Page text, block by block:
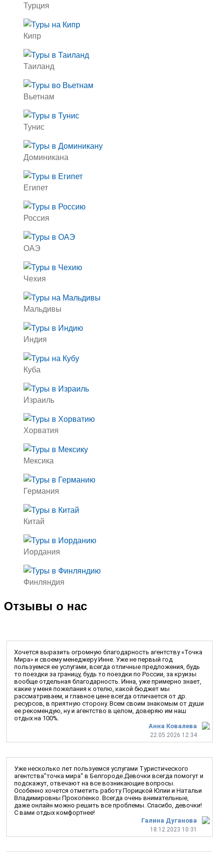
Турция
Кипр
Таиланд
Вьетнам
Тунис
Доминикана
Египет
Россия
ОАЭ
Чехия
Мальдивы
Индия
Куба
Израиль
Хорватия
Мексика
Германия
Китай
Иордания
Финляндия
Отзывы о нас
Анна Ковалева
22.05.2026 12:34
Хочется выразить огромную благодарность агентству «Точка
Мира» и своему менеджеру Инне. Уже не первый год
пользуемся ее услугами, всегда отличные предложения, будь
то поездки за границу, будь то поездки по России, за круизы
вообще отдельная благодарность. Инна, уже примерно знает,
какие у меня пожелания к отелю, какой бюджет мы
рассматриваем, и главное цене всегда отличается от др.
ресурсов, в приятную сторону. Всем своим знакомым от души
ее рекомендую, ну и агентство в целом, доверяю им наш
отдых на 100%.
Галина Дуганова
18.12.2023 10:31
Уже несколько лет пользуемся услугами Туристического
агентства"точка мира" в Белгороде.Девочки всегда помогут и
подскажут, отвечают на все возникающие вопросы.
Особенно хочется отметить работу Порицкой Юлии и Натальи
Владимировны Прокопенко. Всегда очень внимательные,
даже онлайн можно решить все проблемы. Спасибо, девочки!
С вами отдых комфортнее!